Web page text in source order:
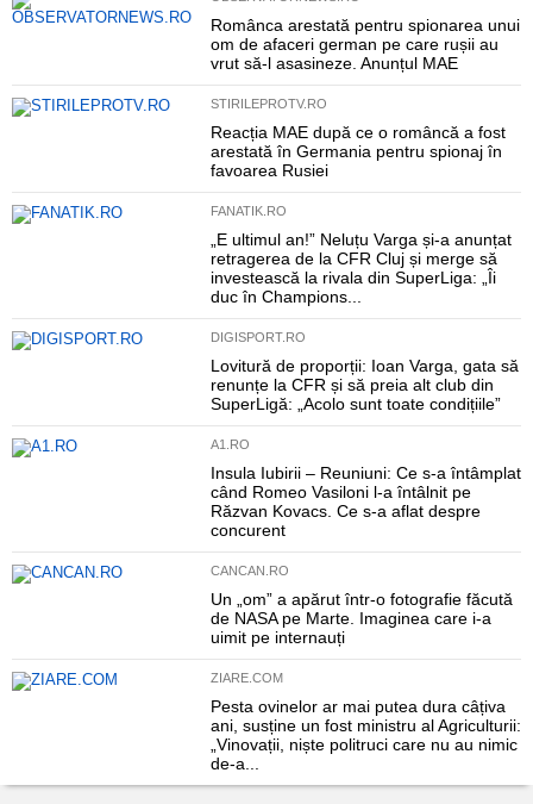
Românca arestată pentru spionarea unui
om de afaceri german pe care rușii au
vrut să-l asasineze. Anunțul MAE
STIRILEPROTV.RO
Reacția MAE după ce o româncă a fost
arestată în Germania pentru spionaj în
favoarea Rusiei
FANATIK.RO
„E ultimul an!” Neluțu Varga și-a anunțat
retragerea de la CFR Cluj și merge să
investească la rivala din SuperLiga: „Îi
duc în Champions...
DIGISPORT.RO
Lovitură de proporții: Ioan Varga, gata să
renunțe la CFR și să preia alt club din
SuperLigă: „Acolo sunt toate condițiile”
A1.RO
Insula Iubirii – Reuniuni: Ce s-a întâmplat
când Romeo Vasiloni l-a întâlnit pe
Răzvan Kovacs. Ce s-a aflat despre
concurent
CANCAN.RO
Un „om” a apărut într-o fotografie făcută
de NASA pe Marte. Imaginea care i-a
uimit pe internauți
ZIARE.COM
Pesta ovinelor ar mai putea dura câțiva
ani, susține un fost ministru al Agriculturii:
„Vinovații, niște politruci care nu au nimic
de-a...